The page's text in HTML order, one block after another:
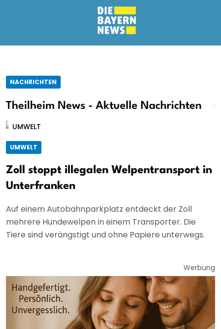
NACHRICHTEN
Theilheim News - Aktuelle Nachrichten
UMWELT
UMWELT
Zoll stoppt illegalen Welpentransport in
Unterfranken
Auf einem Autobahnparkplatz entdeckt der Zoll
mehrere Hundewelpen in einem Transporter. Die
Tiere sind verängstigt und ohne Papiere unterwegs.
Werbung